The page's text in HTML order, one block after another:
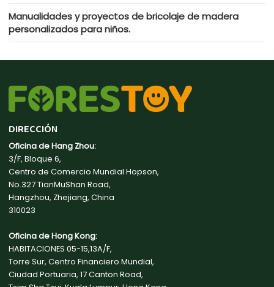
Manualidades y proyectos de bricolaje de madera
personalizados para niños.
DIRECCIÓN
Oficina de Hang Zhou:
3/F, Bloque 6,
Centro de Comercio Mundial Hopson,
No.327 TianMuShan Road,
Hangzhou, Zhejiang, China
310023
Oficina de Hong Kong:
HABITACIONES 05-15,13A/F,
Torre Sur, Centro Financiero Mundial,
Ciudad Portuaria, 17 Canton Road,